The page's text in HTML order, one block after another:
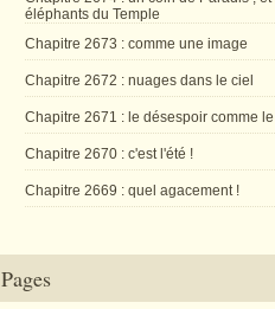
éléphants du Temple
Chapitre 2673 : comme une image
Chapitre 2672 : nuages dans le ciel
Chapitre 2671 : le désespoir comme
Chapitre 2670 : c'est l'été !
Chapitre 2669 : quel agacement !
Pages